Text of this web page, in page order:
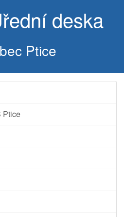
deska
Ptice
Ptice